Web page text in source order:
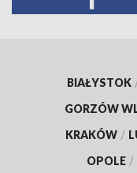
BIAŁYSTOK
GORZÓW
KRAKÓW /
OPOLE /